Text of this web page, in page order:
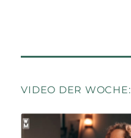
VIDEO DER WOCHE: